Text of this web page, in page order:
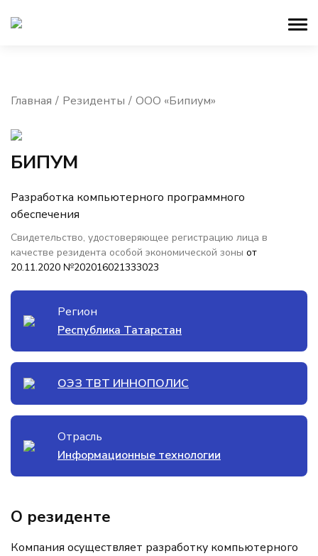
Главная Резиденты ООО «Бипиум»
БИПУМ
Разработка компьютерного программного
обеспечения
Свидетельство, удостоверяющее регистрацию лица в
качестве резидента особой экономической зоны от
20.11.2020 №202016021333023
Регион
Республика Татарстан
ОЭЗ ТВТ ИННОПОЛИС
Отрасль
Информационные технологии
О резиденте
Компания осуществляет разработку компьютерного